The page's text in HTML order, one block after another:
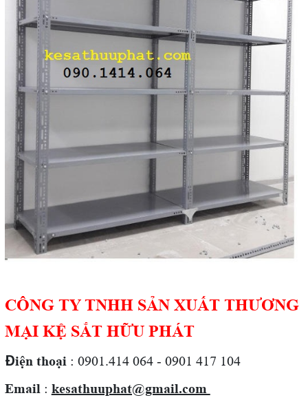
CÔNG TY TNHH SẢN XUẤT THƯƠNG
MẠI KỆ SẮT HỮU PHÁT
Điện thoại : 0901.414 064 - 0901 417 104
Email : kesathuuphat@gmail.com